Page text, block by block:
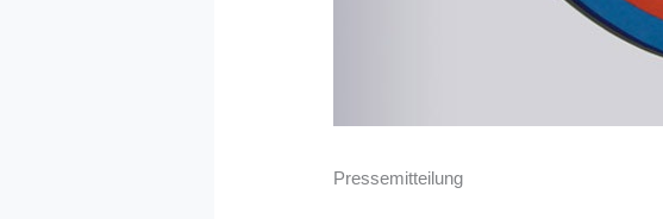
Pressemitteilung